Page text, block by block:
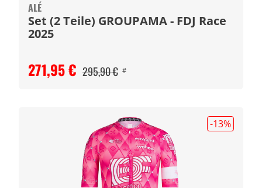
ALÉ
Set (2 Teile) GROUPAMA - FDJ Race
2025
271,95 € 295,90 € #
-13%